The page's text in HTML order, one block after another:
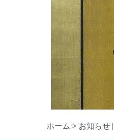
ホーム > お知らせ